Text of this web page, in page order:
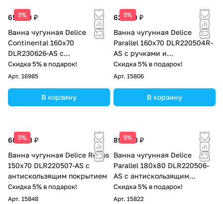
5%
65 000 ₽
Ванна чугунная Delice
Continental 160х70
DLR230626-AS с
антискользящим покрытием
Скидка 5% в подарок!
Арт. 16985
В корзину
5%
62 000 ₽
Ванна чугунная Delice
Parallel 160х70 DLR220504R-
AS с ручками и
антискользящим покрытием
Скидка 5% в подарок!
Арт. 15806
В корзину
5%
60 000 ₽
Ванна чугунная Delice Repos
150х70 DLR220507-AS с
антискользящим покрытием
Скидка 5% в подарок!
Арт. 15848
5%
89 000 ₽
Ванна чугунная Delice
Parallel 180х80 DLR220506-
AS с антискользящим
покрытием
Скидка 5% в подарок!
Арт. 15822